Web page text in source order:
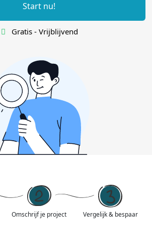
Start nu!
Gratis - Vrijblijvend
Omschrijf je project Vergelijk & bespaar